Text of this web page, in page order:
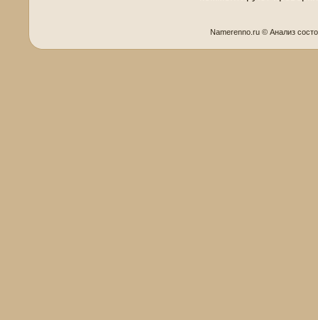
Namerenno.ru © Анализ